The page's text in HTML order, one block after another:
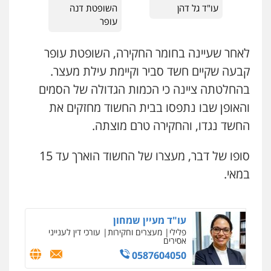
פלילי מעצרים צווארון לבן פשיעה חמורה
0523407232
עו"ד אשרף שחאדה
פלילי פשיעה חמורה מעצרים וחקירות
תעבורה
0549535659
0505216700
עו"ד זקי אלעברה
פלילי פשיעה חמורה עורכי דין לענייני אסירים
עו"ד גל דהן
השופטת דנה
עופר
לאחר שעיינה בחומר החקירה, השופטת עופר
קבעה שקיים חשד סביר וקיימת עילת מעצר.
בהחלטתה ציינה כי הכמות הגדולה של הסמים
והאופן שבו נתפסו בבית החשוד מחזקים את
החשד נגדו, והחקירה טרם מוצתה.
סופו של דבר, מעצרו של החשוד הוארך עד 15
במאי.
קורל קרוז – עורך דין פלילי
עו"ד עלי סעדי
פלילי פשיעה חמורה ליווי וייצוג בחקירות
ומעצרים
עו"ד תומר בנישתי
פלילי מעצרים וחקירות צווארון לבן פשיעה
עו"ד מעיין שמחון
פלילי מעצרים וחקירות עורכי דין לענייני
אסירים
0587604050
ניר קידר – צלם